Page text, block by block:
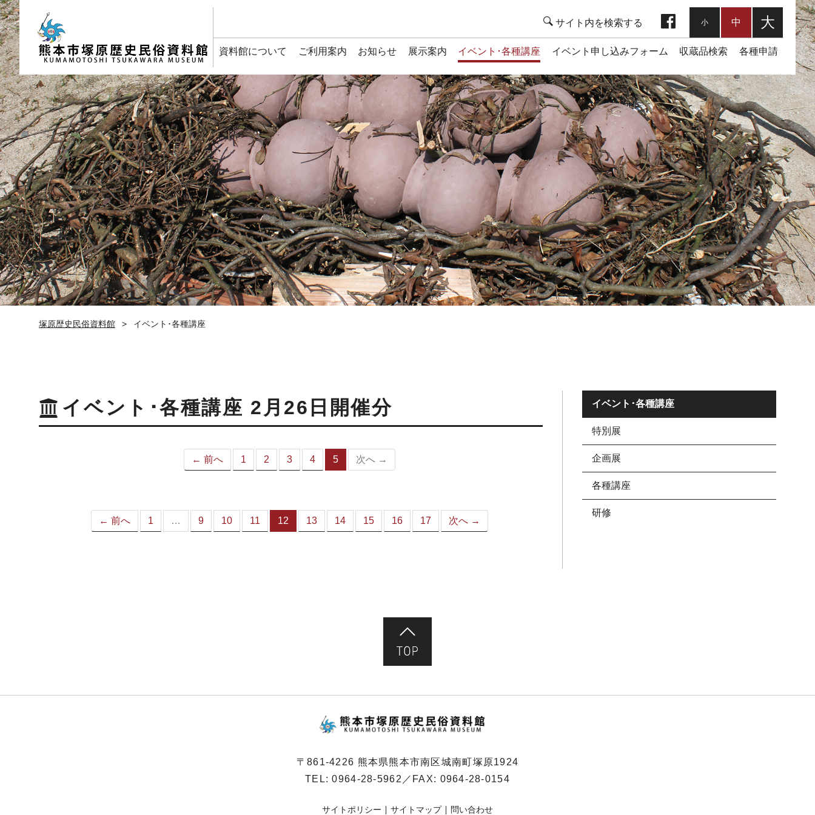
資料館について ご利用案内 お知らせ 展示案内 イベント･各種講座 イベント申し込みフォーム 収蔵品検索 各種申請
小 中 大
塚原歴史民俗資料館 イベント･各種講座
イベント･各種講座 2月26日開催分
← 前へ 1 2 3 4 5
（こ
ジ）
次へ →
← 前へ 1 … 9 10 11 12
（こ
13 14 15 16 17 次へ →
イベント･各種講座
特別展
企画展
各種講座
研修
〒861-4226 熊本県熊本市南区城南町塚原1924
TEL:0964-28-5962 ／FAX: 0964-28-0154
サイトポリシー サイトマップ 問い合わせ